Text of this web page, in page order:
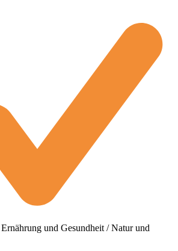
und Gesundheit / Natur und